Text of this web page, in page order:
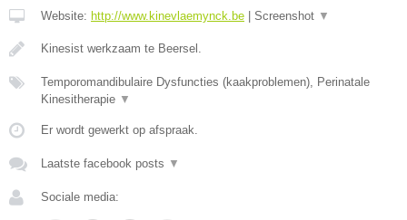
Website: http://www.kinevlaemynck.be Screenshot ▼
Kinesist werkzaam te Beersel.
Temporomandibulaire Dysfuncties (kaakproblemen), Perinatale
Kinesitherapie ▼
Er wordt gewerkt op afspraak.
Laatste facebook posts ▼
Sociale media: